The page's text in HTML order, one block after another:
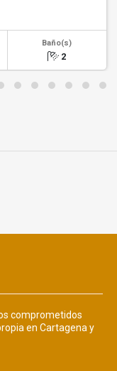
Baño(s)
2
comprometidos
en Cartagena y